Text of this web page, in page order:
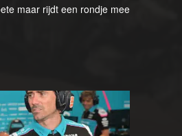
maar rijdt een rondje mee